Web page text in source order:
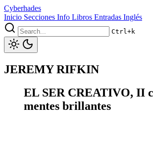
Cyberhades
Inicio Secciones Info Libros Entradas Inglés
Ctrl+k
JEREMY RIFKIN
EL SER CREATIVO, II
mentes brillantes